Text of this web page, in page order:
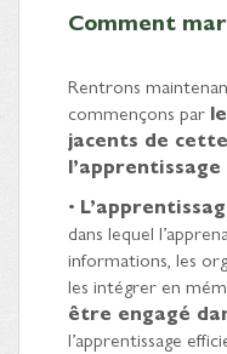
Comment
Rentrons
commençons par
jacents de
•
dans lequel
informations, les
les intégrer en
être engagé
l’apprentissage